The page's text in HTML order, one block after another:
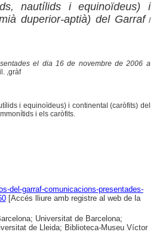
nautílids i equinoïdeus) i
duperior-aptià) del Garraf/
el dia 16 de novembre de 2006 a
,gràf
i equinoïdeus) i continental (caròfits) del
i els caròfits.
del-garraf-comunicacions-presentades-
[Accés lliure amb registre al web de la
Universitat de Barcelona;
de Lleida; Biblioteca-Museu Víctor